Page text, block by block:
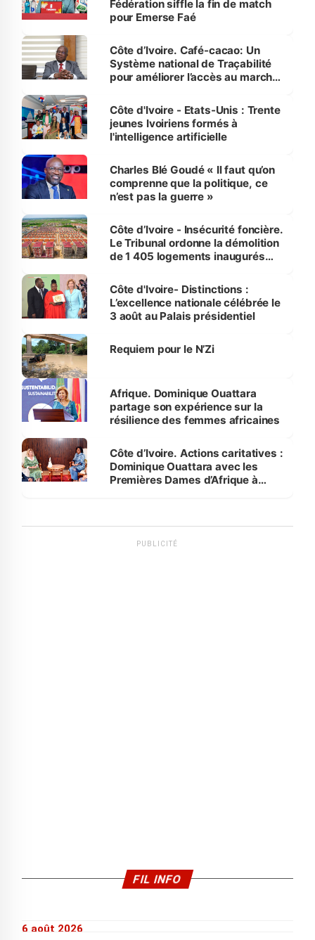
Fédération siffle la fin de match
pour Emerse Faé
Côte d’Ivoire. Café-cacao: Un
Système national de Traçabilité
pour améliorer l’accès au marché
Côte d'Ivoire - Etats-Unis : Trente
jeunes Ivoiriens formés à
l'intelligence artificielle
Charles Blé Goudé « Il faut qu’on
comprenne que la politique, ce
n’est pas la guerre »
Côte d’Ivoire - Insécurité foncière.
Le Tribunal ordonne la démolition
de 1 405 logements inaugurés
Bassam
Côte d'Ivoire- Distinctions :
L’excellence nationale célébrée le
3 août au Palais présidentiel
Requiem pour le N’Zi
Afrique. Dominique Ouattara
partage son expérience sur la
résilience des femmes africaines
Côte d’Ivoire. Actions caritatives :
Dominique Ouattara avec les
Premières Dames d’Afrique à
PUBLICITÉ
FIL INFO
6 août 2026